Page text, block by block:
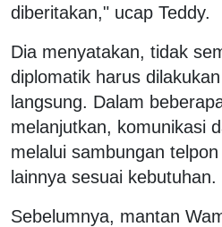
diberitakan," ucap Teddy.
Dia menyatakan, tidak
diplomatik harus
langsung. Dalam
melanjutkan, komunikasi
melalui sambungan
lainnya sesuai kebutuhan.
Sebelumnya, mantan